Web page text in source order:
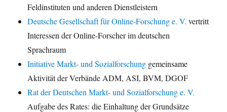
Feldinstituten und anderen Dienstleistern
Deutsche Gesellschaft für Online-Forschung e. V. vertritt
Interessen der Online-Forscher im deutschen
Sprachraum
Initiative Markt- und Sozialforschung gemeinsame
Aktivität der Verbände ADM, ASI, BVM, DGOF
Rat der Deutschen Markt- und Sozialforschung e. V.
Aufgabe des Rates: die Einhaltung der Grundsätze